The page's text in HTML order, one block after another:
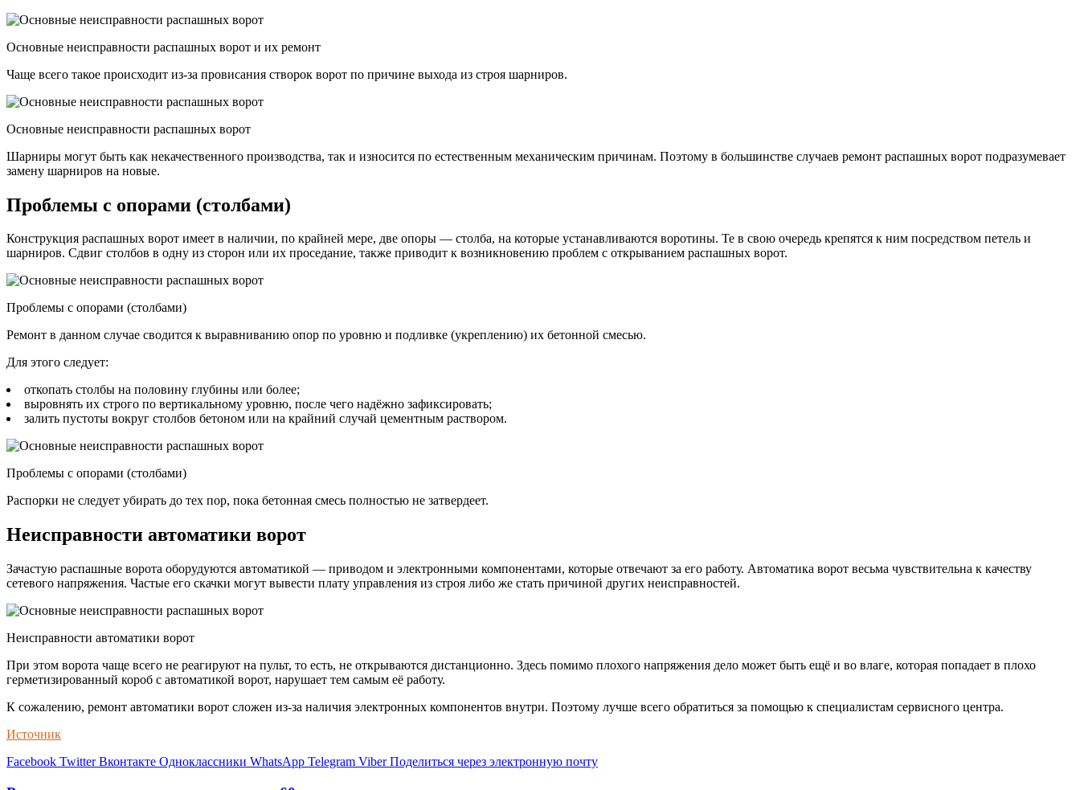
Основные неисправности распашных ворот и их ремонт
Чаще всего такое происходит из-за провисания створок ворот по причине выхода из строя шарниров.
Основные неисправности распашных ворот
Шарниры могут быть как некачественного производства, так и износится по естественным механическим причинам. Поэтому в большинстве случаев ремонт распашных ворот подразумевает
замену шарниров на новые.
Проблемы с опорами (столбами)
Конструкция распашных ворот имеет в наличии, по крайней мере, две опоры — столба, на которые устанавливаются воротины. Те в свою очередь крепятся к ним посредством петель и
шарниров. Сдвиг столбов в одну из сторон или их проседание, также приводит к возникновению проблем с открыванием распашных ворот.
Проблемы с опорами (столбами)
Ремонт в данном случае сводится к выравниванию опор по уровню и подливке (укреплению) их бетонной смесью.
Для этого следует:
откопать столбы на половину глубины или более;
выровнять их строго по вертикальному уровню, после чего надёжно зафиксировать;
залить пустоты вокруг столбов бетоном или на крайний случай цементным раствором.
Проблемы с опорами (столбами)
Распорки не следует убирать до тех пор, пока бетонная смесь полностью не затвердеет.
Неисправности автоматики ворот
Зачастую распашные ворота оборудуются автоматикой — приводом и электронными компонентами, которые отвечают за его работу. Автоматика ворот весьма чувствительна к качеству
сетевого напряжения. Частые его скачки могут вывести плату управления из строя либо же стать причиной других неисправностей.
Неисправности автоматики ворот
При этом ворота чаще всего не реагируют на пульт, то есть, не открываются дистанционно. Здесь помимо плохого напряжения дело может быть ещё и во влаге, которая попадает в плохо
герметизированный короб с автоматикой ворот, нарушает тем самым её работу.
К сожалению, ремонт автоматики ворот сложен из-за наличия электронных компонентов внутри. Поэтому лучше всего обратиться за помощью к специалистам сервисного центра.
Источник
Facebook Twitter Вконтакте Одноклассники WhatsApp Telegram Viber Поделиться через электронную почту